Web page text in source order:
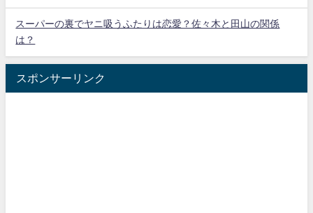
スーパーの裏でヤニ吸うふたりは恋愛？佐々木と田山の関係
は？
スポンサーリンク